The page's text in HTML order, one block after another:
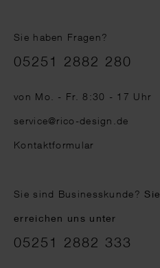
Sie haben Fragen?
Telefonnummer
05251 2882 280
von Mo. - Fr. 8:30 - 17 Uhr
service@rico-design.de
Kontaktformular
Sie sind Businesskunde?Sie
erreichen uns unter
05251 2882 333